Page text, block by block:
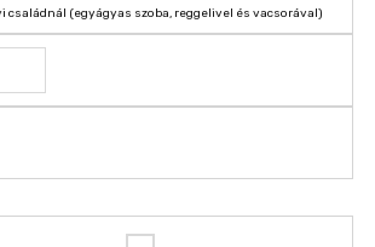
családnál (egyágyas szoba, reggelivel és vacsorával)